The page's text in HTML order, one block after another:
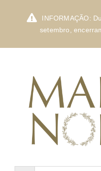
INFORMAÇÃO:
setembro,